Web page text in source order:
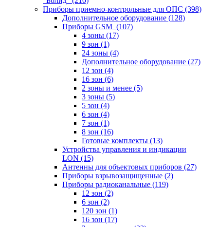
Приборы приемно-контрольные для ОПС (398)
Дополнительное оборудование (128)
Приборы GSM (107)
4 зоны (17)
9 зон (1)
24 зоны (4)
Дополнительное оборудование (27)
12 зон (4)
16 зон (6)
2 зоны и менее (5)
3 зоны (5)
5 зон (4)
6 зон (4)
7 зон (1)
8 зон (16)
Готовые комплекты (13)
Устройства управления и индикации
LON (15)
Антенны для объектовых приборов (27)
Приборы взрывозащищенные (2)
Приборы радиоканальные (119)
12 зон (2)
6 зон (2)
120 зон (1)
16 зон (17)